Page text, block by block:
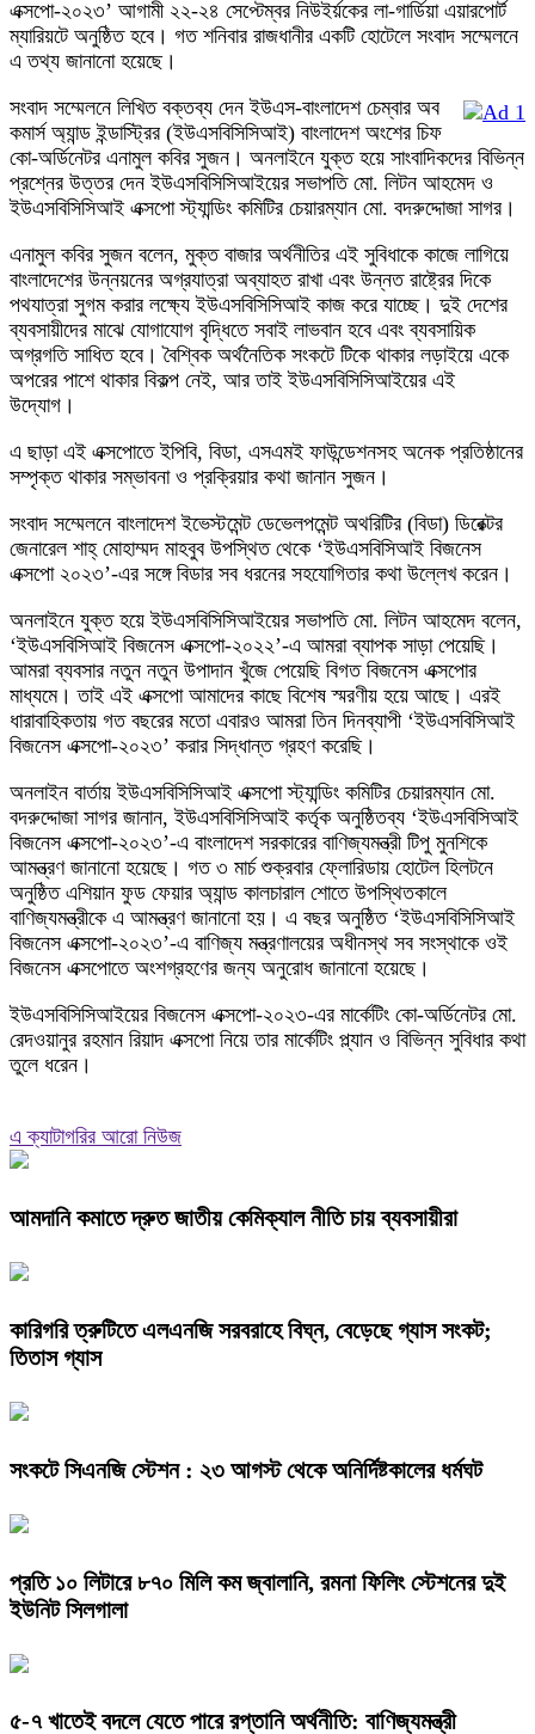
এক্সপো-২০২৩’ আগামী ২২-২৪ সেপ্টেম্বর নিউইর্য়কের লা-গার্ডিয়া এয়ারপোর্ট
ম্যারিয়টে অনুষ্ঠিত হবে। গত শনিবার রাজধানীর একটি হোটেলে সংবাদ সম্মেলনে
এ তথ্য জানানো হয়েছে।
সংবাদ সম্মেলনে লিখিত বক্তব্য দেন ইউএস-বাংলাদেশ চেম্বার অব
কমার্স অ্যান্ড ইন্ডাস্ট্রির (ইউএসবিসিসিআই) বাংলাদেশ অংশের চিফ
কো-অর্ডিনেটর এনামুল কবির সুজন। অনলাইনে যুক্ত হয়ে সাংবাদিকদের বিভিন্ন
প্রশ্নের উত্তর দেন ইউএসবিসিসিআইয়ের সভাপতি মো. লিটন আহমেদ ও
ইউএসবিসিসিআই এক্সপো স্ট্যান্ডিং কমিটির চেয়ারম্যান মো. বদরুদ্দোজা সাগর।
এনামুল কবির সুজন বলেন, মুক্ত বাজার অর্থনীতির এই সুবিধাকে কাজে লাগিয়ে
বাংলাদেশের উন্নয়নের অগ্রযাত্রা অব্যাহত রাখা এবং উন্নত রাষ্ট্রের দিকে
পথযাত্রা সুগম করার লক্ষ্যে ইউএসবিসিসিআই কাজ করে যাচ্ছে। দুই দেশের
ব্যবসায়ীদের মাঝে যোগাযোগ বৃদ্ধিতে সবাই লাভবান হবে এবং ব্যবসায়িক
অগ্রগতি সাধিত হবে। বৈশ্বিক অর্থনৈতিক সংকটে টিকে থাকার লড়াইয়ে একে
অপরের পাশে থাকার বিকল্প নেই, আর তাই ইউএসবিসিসিআইয়ের এই
উদ্যোগ।
এ ছাড়া এই এক্সপোতে ইপিবি, বিডা, এসএমই ফাউন্ডেশনসহ অনেক প্রতিষ্ঠানের
সম্পৃক্ত থাকার সম্ভাবনা ও প্রক্রিয়ার কথা জানান সুজন।
সংবাদ সম্মেলনে বাংলাদেশ ইভেস্টমেন্ট ডেভেলপমেন্ট অথরিটির (বিডা) ডিরেক্টর
জেনারেল শাহ্ মোহাম্মদ মাহবুব উপস্থিত থেকে ‘ইউএসবিসিআই বিজনেস
এক্সপো ২০২৩’-এর সঙ্গে বিডার সব ধরনের সহযোগিতার কথা উল্লেখ করেন।
অনলাইনে যুক্ত হয়ে ইউএসবিসিসিআইয়ের সভাপতি মো. লিটন আহমেদ বলেন,
‘ইউএসবিসিআই বিজনেস এক্সপো-২০২২’-এ আমরা ব্যাপক সাড়া পেয়েছি।
আমরা ব্যবসার নতুন নতুন উপাদান খুঁজে পেয়েছি বিগত বিজনেস এক্সপোর
মাধ্যমে। তাই এই এক্সপো আমাদের কাছে বিশেষ স্মরণীয় হয়ে আছে। এরই
ধারাবাহিকতায় গত বছরের মতো এবারও আমরা তিন দিনব্যাপী ‘ইউএসবিসিআই
বিজনেস এক্সপো-২০২৩’ করার সিদ্ধান্ত গ্রহণ করেছি।
অনলাইন বার্তায় ইউএসবিসিসিআই এক্সপো স্ট্যান্ডিং কমিটির চেয়ারম্যান মো.
বদরুদ্দোজা সাগর জানান, ইউএসবিসিসিআই কর্তৃক অনুষ্ঠিতব্য ‘ইউএসবিসিআই
বিজনেস এক্সপো-২০২৩’-এ বাংলাদেশ সরকারের বাণিজ্যমন্ত্রী টিপু মুনশিকে
আমন্ত্রণ জানানো হয়েছে। গত ৩ মার্চ শুক্রবার ফ্লোরিডায় হোটেল হিলটনে
অনুষ্ঠিত এশিয়ান ফুড ফেয়ার অ্যান্ড কালচারাল শোতে উপস্থিতকালে
বাণিজ্যমন্ত্রীকে এ আমন্ত্রণ জানানো হয়। এ বছর অনুষ্ঠিত ‘ইউএসবিসিসিআই
বিজনেস এক্সপো-২০২৩’-এ বাণিজ্য মন্ত্রণালয়ের অধীনস্থ সব সংস্থাকে ওই
বিজনেস এক্সপোতে অংশগ্রহণের জন্য অনুরোধ জানানো হয়েছে।
ইউএসবিসিসিআইয়ের বিজনেস এক্সপো-২০২৩-এর মার্কেটিং কো-অর্ডিনেটর মো.
রেদওয়ানুর রহমান রিয়াদ এক্সপো নিয়ে তার মার্কেটিং প্ল্যান ও বিভিন্ন সুবিধার কথা
তুলে ধরেন।
এ ক্যাটাগরির আরো নিউজ
আমদানি কমাতে দ্রুত জাতীয় কেমিক্যাল নীতি চায় ব্যবসায়ীরা
কারিগরি ত্রুটিতে এলএনজি সরবরাহে বিঘ্ন, বেড়েছে গ্যাস সংকট;
তিতাস গ্যাস
সংকটে সিএনজি স্টেশন : ২৩ আগস্ট থেকে অনির্দিষ্টকালের ধর্মঘট
প্রতি ১০ লিটারে ৮৭০ মিলি কম জ্বালানি, রমনা ফিলিং স্টেশনের দুই
ইউনিট সিলগালা
৫-৭ খাতেই বদলে যেতে পারে রপ্তানি অর্থনীতি: বাণিজ্যমন্ত্রী